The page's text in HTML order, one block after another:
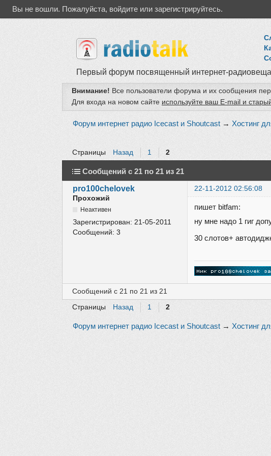
Вы не вошли. Пожалуйста, войдите или зарегистрируйтесь.
Первый форум посвященный интернет-
Внимание! Все пользователи форума и их сообщения
Для входа на новом сайте используйте ваш E-mail и
Форум интернет радио Icecast и Shoutcast → Хостинг
Страницы Назад 1 2
Сообщений с 21 по 21 из 21
pro100chelovek
22-11-2012 02:56:08
Прохожий
Неактивен
Зарегистрирован:21-05-2011
Сообщений:3
пишет bitfam:
ну мне надо 1 гиг
30 слотов+
Сообщений с 21 по 21 из 21
Страницы Назад 1 2
Форум интернет радио Icecast и Shoutcast → Хостинг